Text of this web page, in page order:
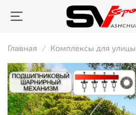
Главная Комплексы для улицы